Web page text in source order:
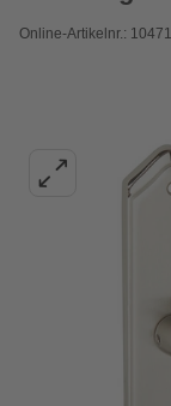
Online-Artikelnr.: